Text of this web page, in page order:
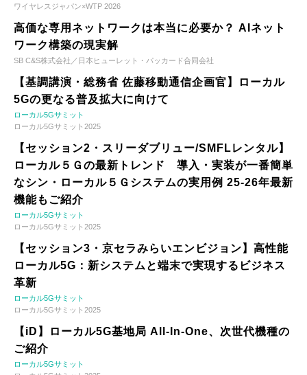
ワイヤレスジャパン×WTP 2026
高価な専用ネットワークは本当に必要か？ AIネット
ワーク構築の現実解
SB C&S株式会社／日本ヒューレット・パッカード合同会社
【基調講演・総務省 佐藤移動通信企画官】ローカル
5Gの更なる普及拡大に向けて
ローカル5Gサミット
ローカル5Gサミット2025
【セッション2・スリーダブリュー/SMFLレンタル】
ローカル５Ｇの最新トレンド 導入・実装が一番簡単
なシン・ローカル５Ｇシステムの実用例 25-26年最新
機能もご紹介
ローカル5Gサミット
ローカル5Gサミット2025
【セッション3・京セラみらいエンビジョン】高性能
ローカル5G：新システムと端末で実現するビジネス
革新
ローカル5Gサミット
ローカル5Gサミット2025
【iD】ローカル5G基地局 All-In-One、次世代機種の
ご紹介
ローカル5Gサミット